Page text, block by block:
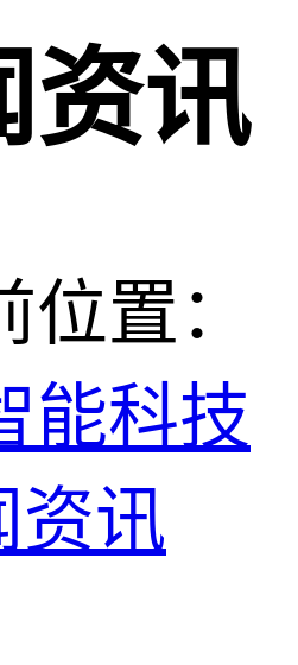
资讯
置：
能科技
资讯